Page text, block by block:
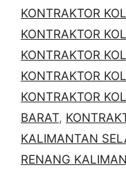
KONTRAKTOR
KONTRAKTOR
KONTRAKTOR
KONTRAKTOR
KONTRAKTOR
BARAT,
KALIMANTAN
RENANG